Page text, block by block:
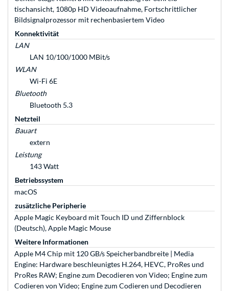
tischansicht, 1080p HD Video­auf­nahme, Fort­schrittlicher
Bildsignal­prozessor mit rechen­basiertem Video
Konnektivität
LAN
LAN 10/100/1000 MBit/s
WLAN
Wi-Fi 6E
Bluetooth
Bluetooth 5.3
Netzteil
Bauart
extern
Leistung
143 Watt
Betriebssystem
macOS
zusätzliche Peripherie
Apple Magic Keyboard mit Touch ID und Ziffernblock
(Deutsch), Apple Magic Mouse
Weitere Informationen
Apple M4 Chip mit 120 GB/s Speicher­bandbreite | Media
Engine: Hard­ware be­schleunigtes H.264, HEVC, ProRes und
ProRes RAW; Engine zum Decodieren von Video; Engine zum
Codieren von Video; Engine zum Codieren und Decodieren